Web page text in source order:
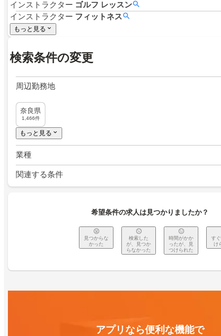
インストラクター ゴルフ レッスン
インストラクター フィットネス
もっと見る
検索条件の変更
周辺勤務地
奈良県
1,466件
もっと見る
業種
関連する条件
希望条件の求人は見つかりましたか？
見つからな
かった
検索した
が、見つか
らなかった
時間がかか
ったが、見
つけられた
す
け
アプリなら便利な機能で